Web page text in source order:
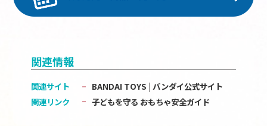
関連情報
関連サイト
BANDAI TOYS | バンダイ公式サイト
関連リンク
子どもを守る おもちゃ安全ガイド